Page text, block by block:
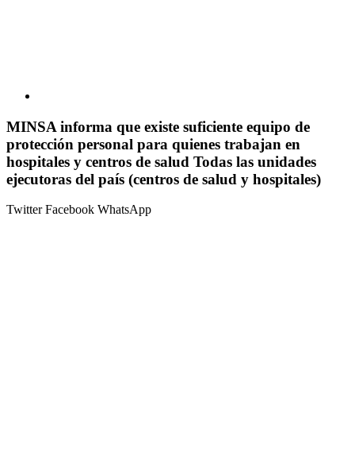
MINSA informa que existe suficiente equipo de
protección personal para quienes trabajan en
hospitales y centros de salud Todas las unidades
ejecutoras del país (centros de salud y hospitales)
TwitterFacebook WhatsApp